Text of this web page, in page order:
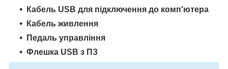
Кабель USB для підключення до комп'ютера
Кабель живлення
Педаль управління
Флешка USB з ПЗ